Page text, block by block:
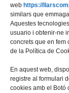
web https://
similars que
Aquestes
usuario i obtenir-ne
concrets que en fem
de la Política de
En aquest web,
registre al formulari
cookies amb el Botó